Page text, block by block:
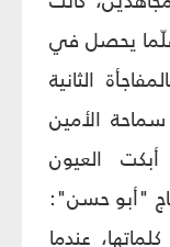
يحصل في
الثانية
الأمين
العيون
"أبو حسن":
عندما